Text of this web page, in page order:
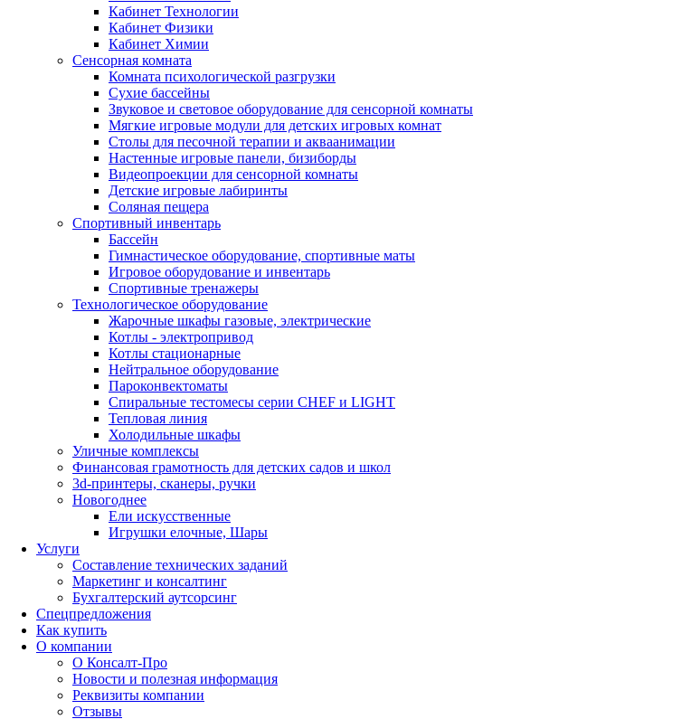
Кабинет Технологии
Кабинет Физики
Кабинет Химии
Сенсорная комната
Комната психологической разгрузки
Сухие бассейны
Звуковое и световое оборудование для сенсорной комнаты
Мягкие игровые модули для детских игровых комнат
Столы для песочной терапии и акваанимации
Настенные игровые панели, бизиборды
Видеопроекции для сенсорной комнаты
Детские игровые лабиринты
Соляная пещера
Спортивный инвентарь
Бассейн
Гимнастическое оборудование, спортивные маты
Игровое оборудование и инвентарь
Спортивные тренажеры
Технологическое оборудование
Жарочные шкафы газовые, электрические
Котлы - электропривод
Котлы стационарные
Нейтральное оборудование
Пароконвектоматы
Спиральные тестомесы серии CHEF и LIGHT
Тепловая линия
Холодильные шкафы
Уличные комплексы
Финансовая грамотность для детских садов и школ
3d-принтеры, сканеры, ручки
Новогоднее
Ели искусственные
Игрушки елочные, Шары
Услуги
Составление технических заданий
Маркетинг и консалтинг
Бухгалтерский аутсорсинг
Спецпредложения
Как купить
О компании
О Консалт-Про
Новости и полезная информация
Реквизиты компании
Отзывы